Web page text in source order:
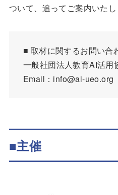
ついて、追ってご案内いたし
■ 取材に関するお問い合
一般社団法人教育AI活用
Email：info@ai-ueo.org
■主催